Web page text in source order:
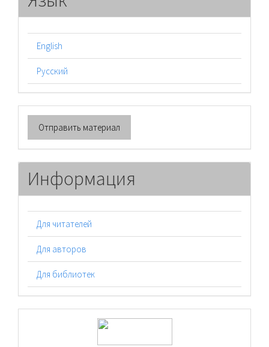
English
Русский
Отправить
материал
Отправить материал
Информация
Для читателей
Для авторов
Для библиотек